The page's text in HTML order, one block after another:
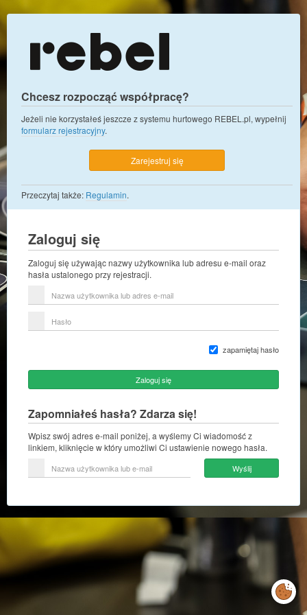
Chcesz rozpocząć współpracę?
Jeżeli nie korzystałeś jeszcze z systemu hurtowego REBEL.pl, wypełnij
formularz rejestracyjny.
Zarejestruj się
Przeczytaj także: Regulamin.
Zaloguj się
Zaloguj się używając nazwy użytkownika lub adresu e-mail oraz
hasła ustalonego przy rejestracji.
użytkownika
e-
zapamiętaj hasło
Zaloguj się
Zapomniałeś hasła? Zdarza się!
Wpisz swój adres e-mail poniżej, a wyślemy Ci wiadomość z
linkiem, kliknięcie w który umożliwi Ci ustawienie nowego hasła.
użytkownika
mail
Wyślij
Zarządzaj
preferencjami
cookies